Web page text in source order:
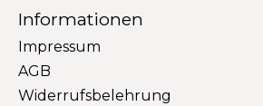
Informationen
Impressum
AGB
Widerrufsbelehrung